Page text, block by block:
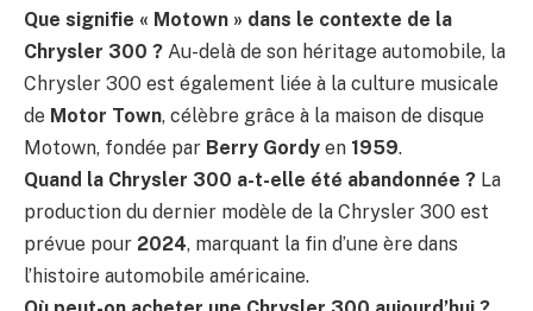
Que signifie « Motown » dans le contexte de la
Chrysler 300 ? Au-delà de son héritage automobile, la
Chrysler 300 est également liée à la culture musicale
de Motor Town, célèbre grâce à la maison de disque
Motown, fondée par Berry Gordy en 1959.
Quand la Chrysler 300 a-t-elle été abandonnée ? La
production du dernier modèle de la Chrysler 300 est
prévue pour 2024, marquant la fin d’une ère dans
l’histoire automobile américaine.